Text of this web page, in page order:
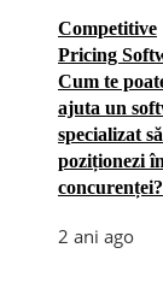
Competitive
Pricing
Cum te
ajuta un
specializat
poziționezi
concurenței?
2 ani ago